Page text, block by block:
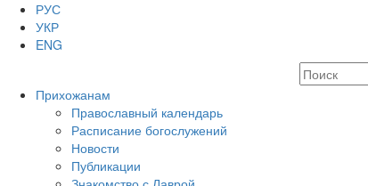
РУС
УКР
ENG
Прихожанам
Православный календарь
Расписание богослужений
Новости
Публикации